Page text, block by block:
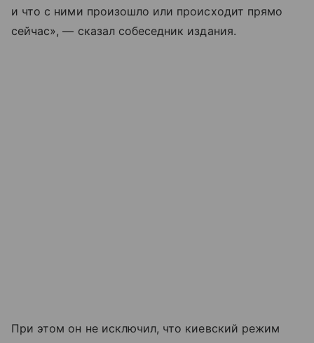
и что с ними произошло или происходит прямо
сейчас», — сказал собеседник издания.
При этом он не исключил, что киевский режим